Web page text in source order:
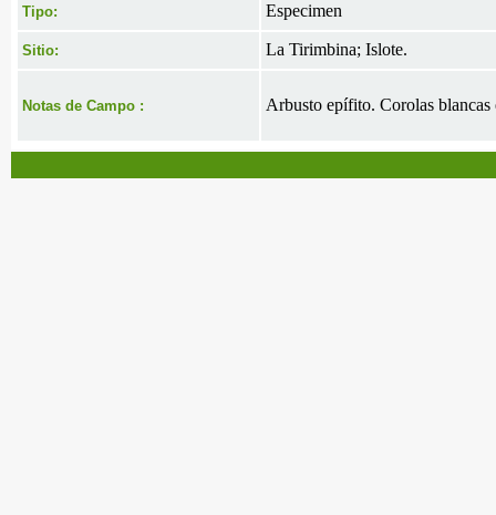
Tipo: Especimen
Sitio: La Tirimbina; Islote.
Notas de Campo : Arbusto epífito. Corolas blancas